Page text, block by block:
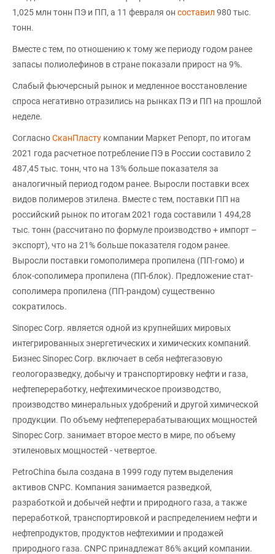
1,025 млн тонн ПЭ и ПП, а 11 февраля он составил 980 тыс.
тонн.
Вместе с тем, по отношению к тому же периоду годом ранее
запасы полиолефинов в стране показали прирост на 9%.
Слабый фьючерсный рынок и медленное восстановление
спроса негативно отразились на рынках ПЭ и ПП на прошлой
неделе.
СогласноСканПласту компании Маркет Репорт, по итогам
2021 года расчетное потребление ПЭ в России составило 2
487,45 тыс. тонн, что на 13% больше показателя за
аналогичный период годом ранее. Выросли поставки всех
видов полимеров этилена. Вместе с тем, поставки ПП на
российский рынок по итогам 2021 года составили 1 494,28
тыс. тонн (рассчитано по формуле производство + импорт –
экспорт), что на 21% больше показателя годом ранее.
Выросли поставки гомополимера пропилена (ПП-гомо) и
блок-сополимера пропилена (ПП-блок). Предложение стат-
сополимера пропилена (ПП-рандом) существенно
сократилось.
Sinopec Corp. является одной из крупнейших мировых
интегрированных энергетических и химических компаний.
Бизнес Sinopec Corp. включает в себя нефтегазовую
геологоразведку, добычу и транспортировку нефти и газа,
нефтепереработку, нефтехимическое производство,
производство минеральных удобрений и другой химической
продукции. По объему нефтеперерабатывающих мощностей
Sinopec Corp. занимает второе место в мире, по объему
этиленовых мощностей - четвертое.
PetroChina была создана в 1999 году путем выделения
активов CNPC. Компания занимается разведкой,
разработкой и добычей нефти и природного газа, а также
переработкой, транспортировкой и распределением нефти и
нефтепродуктов, продуктов нефтехимии и продажей
природного газа. CNPC принадлежат 86% акций компании.